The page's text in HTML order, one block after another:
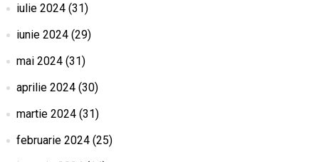
iulie 2024(31)
iunie 2024(29)
mai 2024(31)
aprilie 2024(30)
martie 2024(31)
februarie 2024(25)